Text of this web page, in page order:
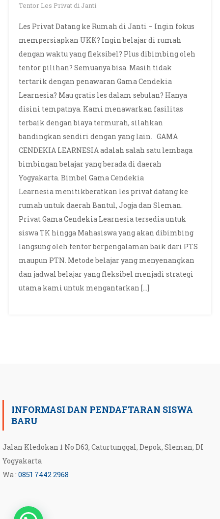
Tentor Les Privat di Janti
Les Privat Datang ke Rumah di Janti – Ingin fokus
mempersiapkan UKK? Ingin belajar di rumah
dengan waktu yang fleksibel? Plus dibimbing oleh
tentor pilihan? Semuanya bisa. Masih tidak
tertarik dengan penawaran Gama Cendekia
Learnesia? Mau gratis les dalam sebulan? Hanya
disini tempatnya. Kami menawarkan fasilitas
terbaik dengan biaya termurah, silahkan
bandingkan sendiri dengan yang lain. GAMA
CENDEKIA LEARNESIA adalah salah satu lembaga
bimbingan belajar yang berada di daerah
Yogyakarta. Bimbel Gama Cendekia
Learnesia menitikberatkan les privat datang ke
rumah untuk daerah Bantul, Jogja dan Sleman.
Privat Gama Cendekia Learnesia tersedia untuk
siswa TK hingga Mahasiswa yang akan dibimbing
langsung oleh tentor berpengalaman baik dari PTS
maupun PTN. Metode belajar yang menyenangkan
dan jadwal belajar yang fleksibel menjadi strategi
utama kami untuk mengantarkan […]
INFORMASI DAN PENDAFTARAN SISWA
BARU
Jalan Kledokan 1 No D63, Caturtunggal, Depok, Sleman, DI
Yogyakarta
Wa : 0851 7442 2968